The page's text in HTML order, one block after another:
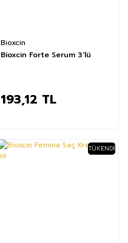
Bioxcin
Bioxcin Forte Serum 3'lü
193,12 TL
TÜKENDI